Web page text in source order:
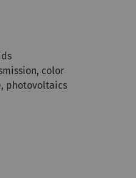
color
photovoltaics